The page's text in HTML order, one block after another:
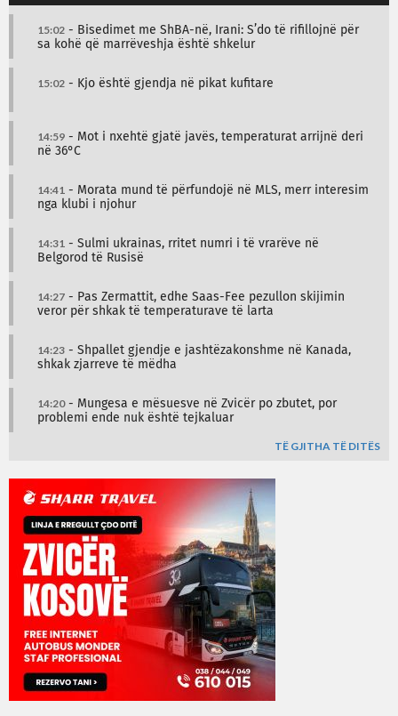
15:02 - Bisedimet me ShBA-në, Irani: S’do të rifillojnë për
sa kohë që marrëveshja është shkelur
15:02 - Kjo është gjendja në pikat kufitare
14:59 - Mot i nxehtë gjatë javës, temperaturat arrijnë deri
në 36°C
14:41 - Morata mund të përfundojë në MLS, merr interesim
nga klubi i njohur
14:31 - Sulmi ukrainas, rritet numri i të vrarëve në
Belgorod të Rusisë
14:27 - Pas Zermattit, edhe Saas-Fee pezullon skijimin
veror për shkak të temperaturave të larta
14:23 - Shpallet gjendje e jashtëzakonshme në Kanada,
shkak zjarreve të mëdha
14:20- Mungesa e mësuesve në Zvicër po zbutet, por
problemi ende nuk është tejkaluar
TË GJITHA TË DITËS